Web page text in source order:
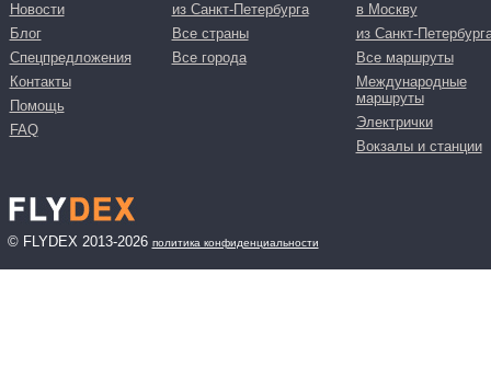
Новости
Блог
Спецпредложения
Контакты
Помощь
FAQ
из Санкт-Петербурга
Все страны
Все города
в Москву
из Санкт-
Все маршруты
Международные
маршруты
Электрички
Вокзалы и станции
© FLYDEX 2013-2026 политика конфиденциальности